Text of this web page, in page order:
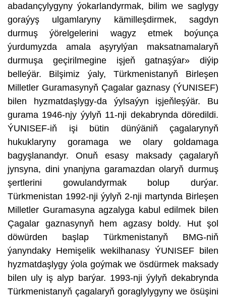
abadançylygyny ýokarlandyrmak, bilim we saglygy
goraýyş ulgamlaryny kämilleşdirmek, sagdyn
durmuş ýörelgelerini wagyz etmek boýunça
ýurdumyzda amala aşyrylýan maksatnamalaryň
durmuşa geçirilmegine işjeň gatnaşýar» diýip
belleýär. Bilşimiz ýaly, Türkmenistanyň Birleşen
Milletler Guramasynyň Çagalar gaznasy (ÝUNISEF)
bilen hyzmatdaşlygy-da ýylsaýyn işjeňleşýär. Bu
gurama 1946-njy ýylyň 11-nji dekabrynda döredildi.
ÝUNISEF-iň işi bütin dünýäniň çagalarynyň
hukuklaryny goramaga we olary goldamaga
bagyşlanandyr. Onuň esasy maksady çagalaryň
jynsyna, dini ynanjyna garamazdan olaryň durmuş
şertlerini gowulandyrmak bolup durýar.
Türkmenistan 1992-nji ýylyň 2-nji martynda Birleşen
Milletler Guramasyna agzalyga kabul edilmek bilen
Çagalar gaznasynyň hem agzasy boldy. Hut şol
döwürden başlap Türkmenistanyň BMG-niň
ýanyndaky Hemişelik wekilhanasy ÝUNISEF bilen
hyzmatdaşlygy ýola goýmak we ösdürmek maksady
bilen uly iş alyp barýar. 1993-nji ýylyň dekabrynda
Türkmenistanyň çagalaryň goraglylygyny we ösüşini